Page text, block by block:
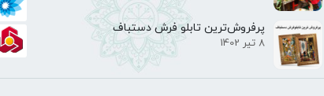
پرفروش‌ترین تابلو فرش دستباف
8 تیر 1402